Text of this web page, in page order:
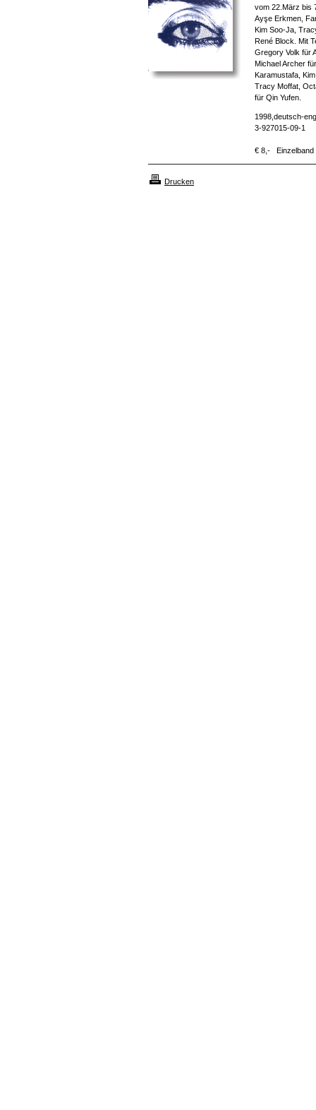
vom 22.März bis
Ayşe Erkmen,
Kim Soo-Ja,
René Block. Mit
Gregory Volk für
Michael Archer
Karamustafa,
Tracy Moffat,
für Qin Yufen.
1998,deutsch-
3-927015-09-1
€ 8,- Einzelband
Drucken